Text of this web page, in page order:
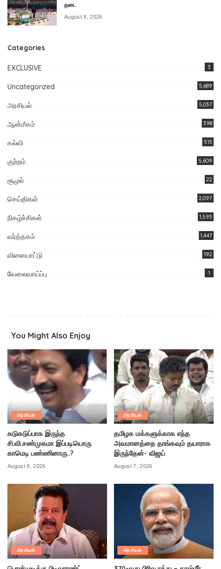
தடை
August 8, 2026
Categories
EXCLUSIVE 3
Uncategorized 5,689
அரசியல் 5,037
ஆன்மீகம் 398
கல்வி 513
குற்றம் 5,609
சூழல் 22
செய்திகள் 2,097
நிகழ்ச்சிகள் 1,593
வர்த்தகம் 1,447
விளையாட்டு 192
வேலைவாய்ப்பு 1
You Might Also Enjoy
அரசியல்
கடுகடுப்பாக இருந்த
சி.வி.சண்முகமா இப்படியொரு
காமெடி பண்ணினாரு..?
August 8, 2026
அரசியல்
தமிழக மக்களுக்காக எந்த
அவமானத்தை தாங்கவும் தயாராக
இருந்தேன்- விஜய்
August 7, 2026
அரசியல் அரசியல்